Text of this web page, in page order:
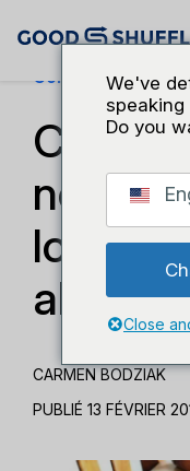
Connaissance Du
neuf
abîmer
CARMEN BODZIAK
PUBLIÉ 13 FÉVRIER
We've
Do you
Close